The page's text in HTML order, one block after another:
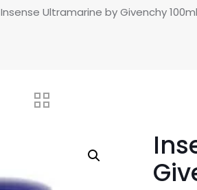
Insense Ultramarine by Givenchy 100ml